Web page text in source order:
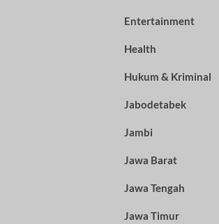
Entertainment
Health
Hukum & Kriminal
Jabodetabek
Jambi
Jawa Barat
Jawa Tengah
Jawa Timur